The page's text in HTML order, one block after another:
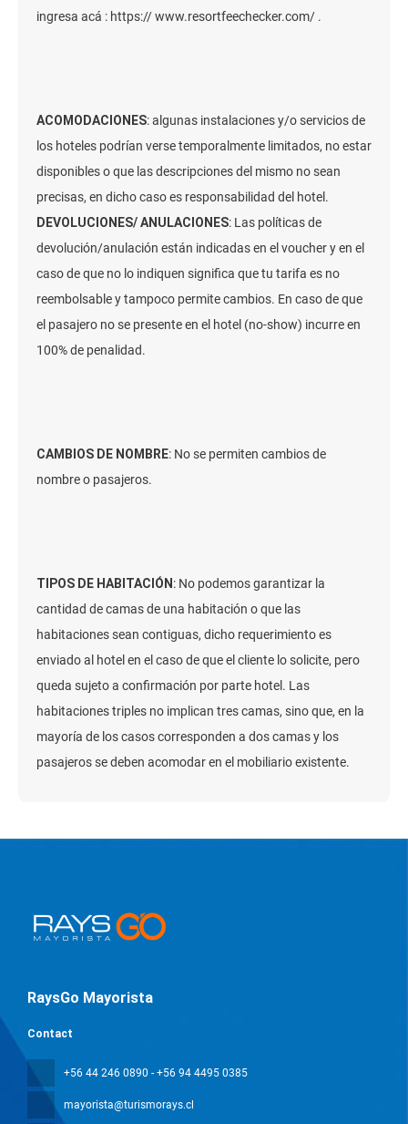
ingresa acá : https:// www.resortfeechecker.com/ .
ACOMODACIONES: algunas instalaciones y/o servicios de
los hoteles podrían verse temporalmente limitados, no estar
disponibles o que las descripciones del mismo no sean
precisas, en dicho caso es responsabilidad del hotel.
DEVOLUCIONES/ ANULACIONES: Las políticas de
devolución/anulación están indicadas en el voucher y en el
caso de que no lo indiquen significa que tu tarifa es no
reembolsable y tampoco permite cambios. En caso de que
el pasajero no se presente en el hotel (no-show) incurre en
100% de penalidad.
CAMBIOS DE NOMBRE: No se permiten cambios de
nombre o pasajeros.
TIPOS DE HABITACIÓN : No podemos garantizar la
cantidad de camas de una habitación o que las
habitaciones sean contiguas, dicho requerimiento es
enviado al hotel en el caso de que el cliente lo solicite, pero
queda sujeto a confirmación por parte hotel. Las
habitaciones triples no implican tres camas, sino que, en la
mayoría de los casos corresponden a dos camas y los
pasajeros se deben acomodar en el mobiliario existente.
RaysGo Mayorista
Contact
+56 44 246 0890 - +56 94 4495 0385
mayorista@turismorays.cl